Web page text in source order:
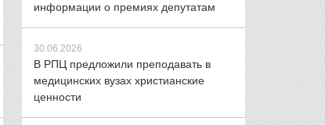
информации о премиях депутатам
30.06.2026
В РПЦ предложили преподавать в
медицинских вузах христианские
ценности